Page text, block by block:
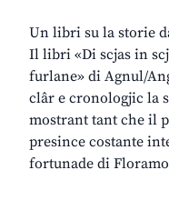
Un libri su la storie
Il libri «Di scjas in
furlane» di Agnul/
clâr e cronologjic la
mostrant tant che il
presince costante
fortunade di